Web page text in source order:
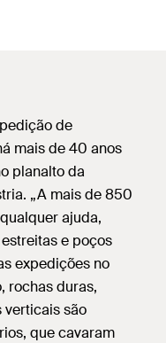
de
mais de 40 anos
planalto da
„A mais de 850
ajuda,
e poços
expedições no
rochas duras,
verticais são
que cavaram